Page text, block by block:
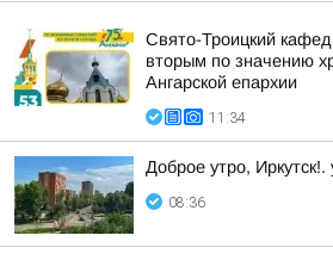
Свято-Троицкий
вторым по значению
Ангарской епархии
11:34
Доброе утро,
08:36